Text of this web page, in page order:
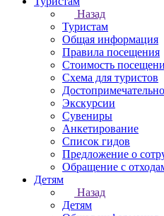
Назад
Туристам
Общая информация
Правила посещения
Стоимость
Схема для туристов
Экскурсии
Сувениры
Анкетирование
Список гидов
Предложение о
Обращение с
Детям
Назад
Детям